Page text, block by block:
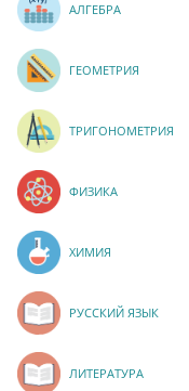
АЛГЕБРА
ГЕОМЕТРИЯ
ТРИГОНОМЕТРИЯ
ФИЗИКА
ХИМИЯ
РУССКИЙ ЯЗЫК
ЛИТЕРАТУРА